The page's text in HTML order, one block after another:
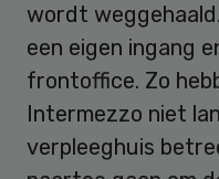
wordt
een eigen ingang
frontoffice. Zo
Intermezzo niet
verpleeghuis